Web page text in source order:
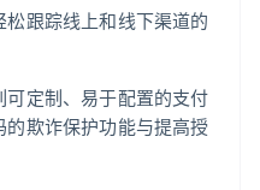
松跟踪线上和线下渠道的
可定制、易于配置的支付
欺诈保护功能与提高授